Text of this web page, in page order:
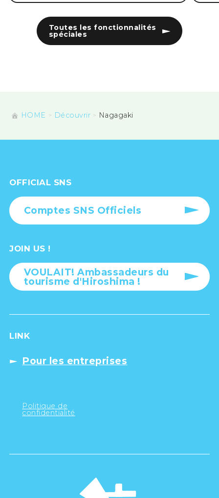
Toutes les fonctionnalités
spéciales
HOME Découvrir Nagagaki
OFFICIAL SNS
Comptes SNS Officiels
JOIN US !
VOULAIT! Ambassadeurs du
tourisme d'Hiroshima !
LINK
Pour les entreprises
Politique de
confidentialité